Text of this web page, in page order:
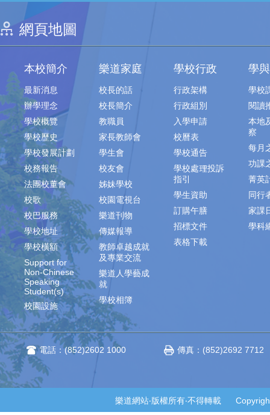
網頁地圖
本校簡介
最新消息
辦學理念
學校概覽
學校歷史
學校發展計劃
校務報告
法團校董會
校歌
校巴服務
學校地址
學校橫額
Support for
Non-Chinese
Speaking
Student(s)
校園設施
樂道家庭
校長的話
校長簡介
教職員
家長教師會
學生會
校友會
姊妹學校
校園電視台
樂道刊物
傳媒報導
教師卓越成就
及專業交流
樂道人學藝成
就
學校相簿
學校行政
行政架構
行政組別
入學申請
校曆表
學校通告
學校處理投訴
指引
學生資助
訂購午膳
招標文件
表格下載
學
學校
閱讀
本地
察
每月
功課
菁英
同行
家課
學科
電話：(852)2602 1000 傳真：(852)2692 7712
樂道網站‧版權所有‧不得轉載